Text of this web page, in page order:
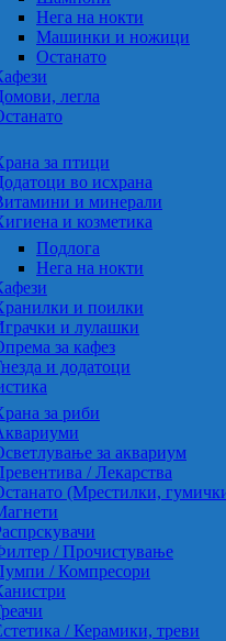
Нега на нокти
Машинки и ножици
Останато
легла
за птици
во исхрана
и минерали
и козметика
Подлога
Нега на нокти
и поилки
и лулашки
за кафез
и додатоци
за риби
за аквариум
/ Лекарства
(Мрестилки,
/ Прочистување
/ Компресори
/ Керамики, треви